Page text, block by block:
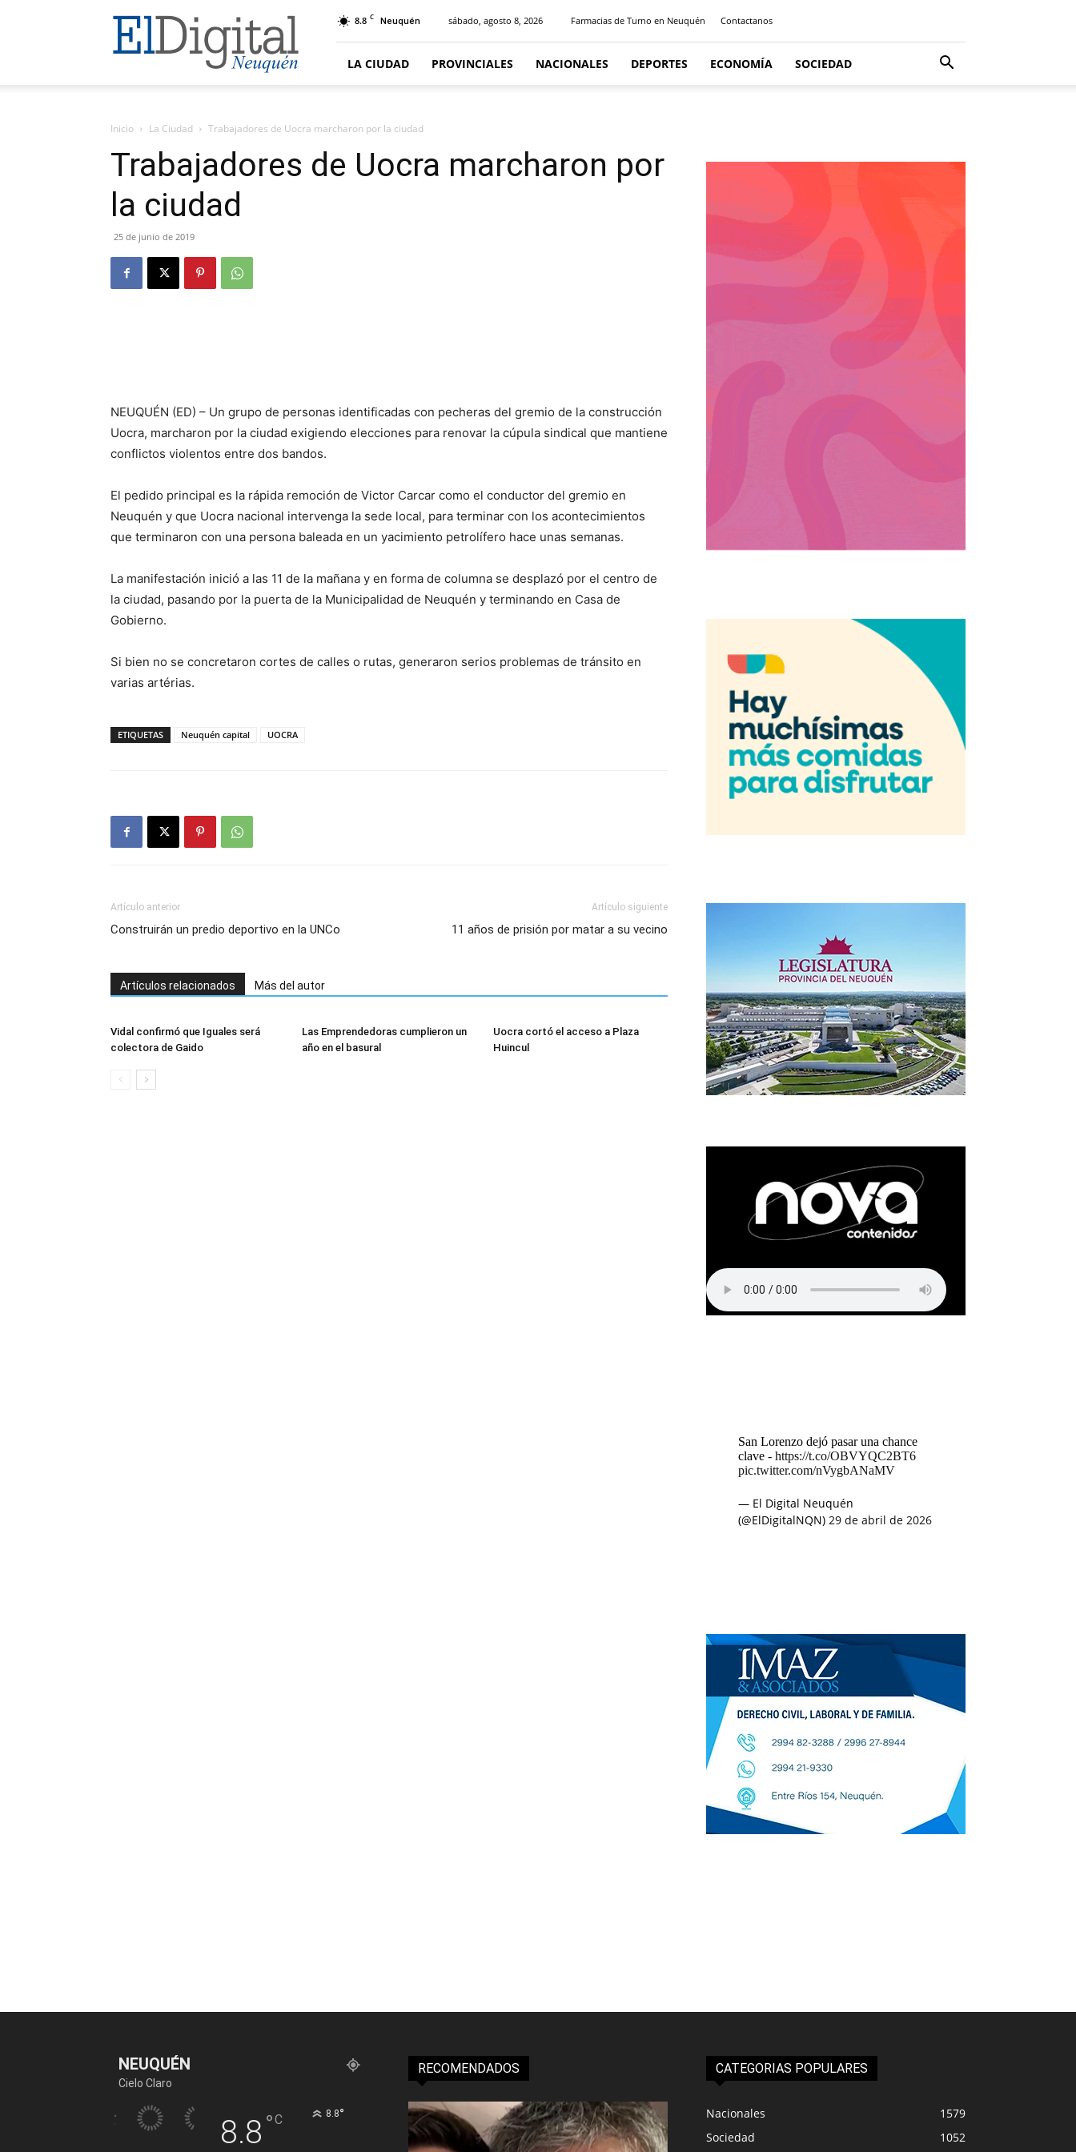
El
Digital
Neuquen
8.8 C Neuquén sábado, agosto 8, 2026 Farmacias de Turno en Neuquén Contactanos
LA CIUDAD PROVINCIALES NACIONALES DEPORTES ECONOMÍA SOCIEDAD
Inicio La Ciudad Trabajadores de Uocra marcharon por la ciudad
Trabajadores de Uocra marcharon por
la ciudad
25 de junio de 2019
NEUQUÉN (ED) – Un grupo de personas identificadas con pecheras del gremio de la construcción
Uocra, marcharon por la ciudad exigiendo elecciones para renovar la cúpula sindical que mantiene
conflictos violentos entre dos bandos.
El pedido principal es la rápida remoción de Victor Carcar como el conductor del gremio en
Neuquén y que Uocra nacional intervenga la sede local, para terminar con los acontecimientos
que terminaron con una persona baleada en un yacimiento petrolífero hace unas semanas.
La manifestación inició a las 11 de la mañana y en forma de columna se desplazó por el centro de
la ciudad, pasando por la puerta de la Municipalidad de Neuquén y terminando en Casa de
Gobierno.
Si bien no se concretaron cortes de calles o rutas, generaron serios problemas de tránsito en
varias artérias.
ETIQUETAS Neuquén capital UOCRA
Artículo anterior
Construirán un predio deportivo en la UNCo
Artículo siguiente
11 años de prisión por matar a su vecino
Artículos relacionados Más del autor
Vidal confirmó que Iguales será
colectora de Gaido
Las Emprendedoras cumplieron un
año en el basural
Uocra cortó el acceso a Plaza
Huincul
San Lorenzo dejó pasar una chance
clave - https://t.co/OBVYQC2BT6
pic.twitter.com/nVygbANaMV
— El Digital Neuquén
(@ElDigitalNQN) 29 de abril de 2026
NEUQUÉN
Cielo Claro
8.8 °C 8.8°
RECOMENDADOS CATEGORIAS POPULARES
Nacionales
1579
Sociedad
1052